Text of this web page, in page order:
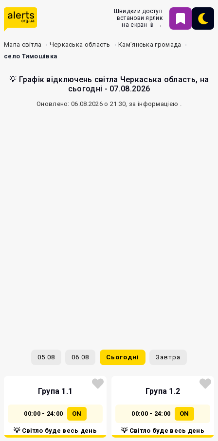
Швидкий доступ
встанови ярлик
на екран 📱 →
Мапа світла Черкаська область
Кам’янська громада
село Тимошівка
💡 Графік відключень світла Черкаська область, на
сьогодні - 07.08.2026
Оновлено: 06.08.2026 о 21:30, за інформацією .
05.08 06.08 Сьогодні Завтра
Група 1.1
00:00 - 24:00 ON
💡 Світло буде весь день
Група 1.2
00:00 - 24:00 ON
💡 Світло буде весь день